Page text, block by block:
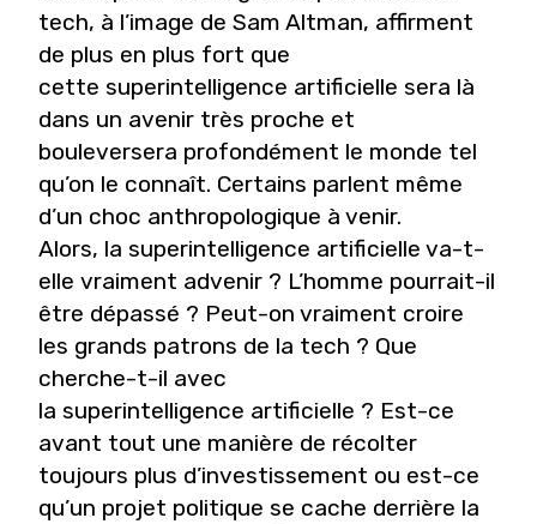
tech, à l’image de Sam Altman, affirment
de plus en plus fort que
cette superintelligence artificielle sera là
dans un avenir très proche et
bouleversera profondément le monde tel
qu’on le connaît. Certains parlent même
d’un choc anthropologique à venir.
Alors, la superintelligence artificielle va-t-
elle vraiment advenir ? L’homme pourrait-il
être dépassé ? Peut-on vraiment croire
les grands patrons de la tech ? Que
cherche-t-il avec
la superintelligence artificielle ? Est-ce
avant tout une manière de récolter
toujours plus d’investissement ou est-ce
qu’un projet politique se cache derrière la